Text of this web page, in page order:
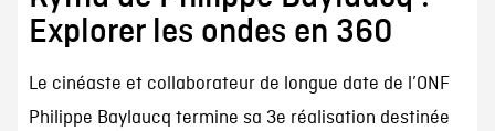
Explorer les ondes en 360
Le cinéaste et collaborateur de longue date de l’ONF
Philippe Baylaucq termine sa 3e réalisation destinée